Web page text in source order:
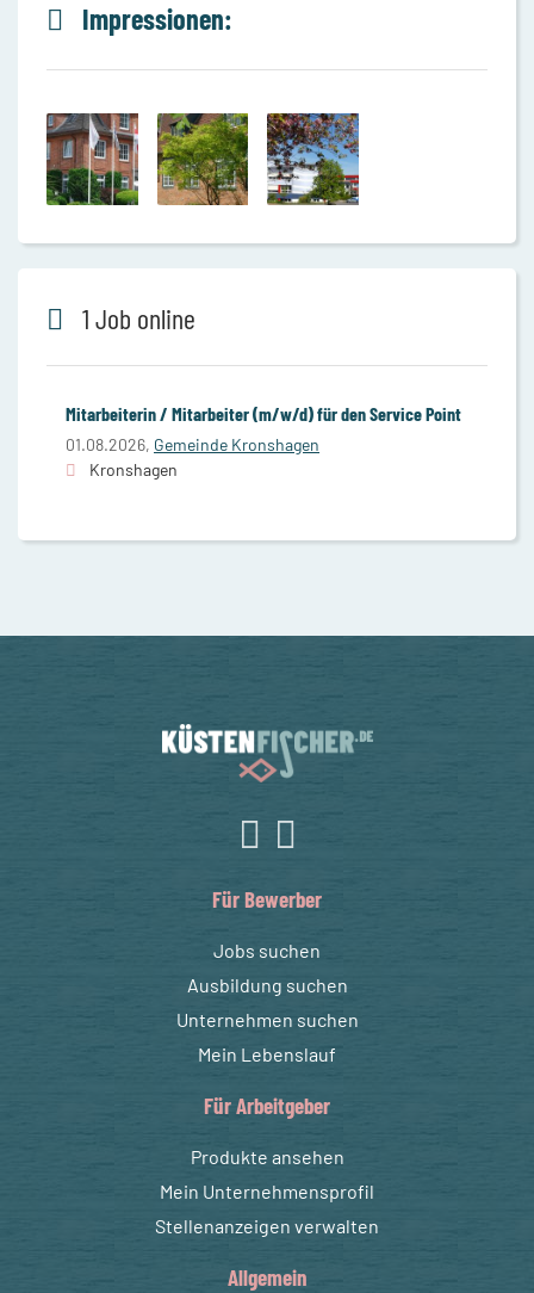
Impressionen:
1 Job online
Mitarbeiterin / Mitarbeiter (m/w/d) für den Service Point
01.08.2026, Gemeinde Kronshagen
Kronshagen
Für Bewerber
Jobs suchen
Ausbildung suchen
Unternehmen suchen
Mein Lebenslauf
Für Arbeitgeber
Produkte ansehen
Mein Unternehmensprofil
Stellenanzeigen verwalten
Allgemein